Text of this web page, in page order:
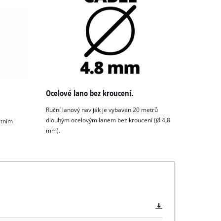
Ocelové lano bez kroucení.
Ruční lanový naviják je vybaven 20 metrů
dlouhým ocelovým lanem bez kroucení (Ø 4,8
mm).